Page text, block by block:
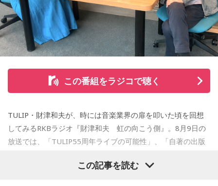
京都市立美術工芸高等学校）、大阪市立デザイン教育研究所
卒業。デザイン会社勤務を経て、「モーニング」に持ち込み
をした『ジジジイ』で第14回MANGA OPEN審査委員賞（わ
たせせいぞう賞）受賞。『劇団JET’S』で第15回MANGA
OPEN大賞受賞。2006年『ハルジャン』『ジジジイ-GGG-』
を連載。
2007年12月、初の週刊連載作品『宇宙兄弟』連載開始。同作
で2010年 第56回小学館漫画賞一般向け部門、2011年 第35回
講談社漫画賞一般部門、2014年 手塚治虫文化賞読者賞を受
賞。TVアニメ、実写映画等、多くのメディアミックスを果た
この番組をラジコで聴く
TULIP・財津和夫が、時には音楽業界の扉を叩いた頃を回想
してみるRKBラジオ『財津和夫 虹の向こう側』。8月9日の
放送では、「TULIP55周年ライブの可能性」、「自著の出版
た古今のトピックスが盛りだくさんです。
この記事を読む